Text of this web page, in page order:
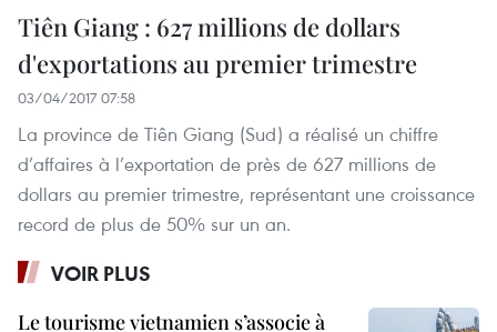
Tiên Giang : 627 millions de dollars
d'exportations au premier trimestre
03/04/2017 07:58
La province de Tiên Giang (Sud) a réalisé un chiffre
d’affaires à l’exportation de près de 627 millions de
dollars au premier trimestre, représentant une croissance
record de plus de 50% sur un an.
VOIR PLUS
Le tourisme vietnamien s’associe à